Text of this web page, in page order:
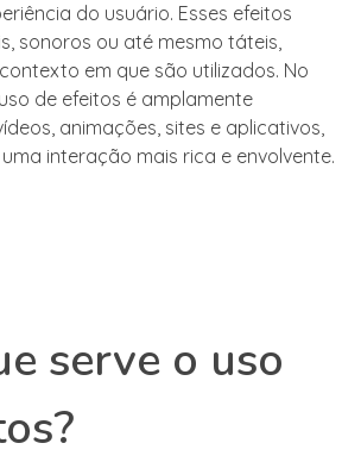
do usuário. Esses efeitos
sonoros ou até mesmo táteis,
em que são utilizados. No
de efeitos é amplamente
animações, sites e aplicativos,
interação mais rica e envolvente.
serve o uso